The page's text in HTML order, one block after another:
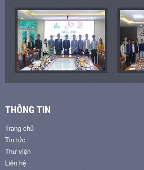
THÔNG TIN
Trang chủ
Tin tức
Thư viện
Liên hệ